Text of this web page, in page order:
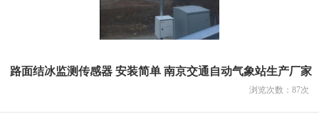
路面结冰监测传感器 安装简单 南京交通自动气象站生产厂家
浏览次数： 87次